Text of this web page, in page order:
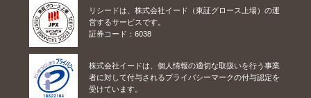
リシードは、株式会社イード（東証グロース上場）の運
営するサービスです。
証券コード：6038
株式会社イードは、個人情報の適切な取扱いを行う事業
者に対して付与されるプライバシーマークの付与認定を
受けています。